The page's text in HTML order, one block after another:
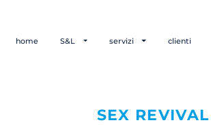
home S&L servizi clienti
SEX REVIVAL